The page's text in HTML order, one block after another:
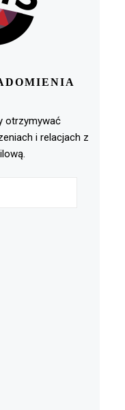
otrzymywać
i relacjach z